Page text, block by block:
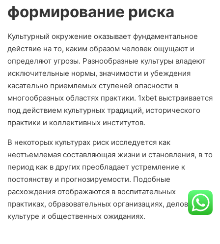
формирование риска
Культурный окружение оказывает фундаментальное
действие на то, каким образом человек ощущают и
определяют угрозы. Разнообразные культуры владеют
исключительные нормы, значимости и убеждения
касательно приемлемых ступеней опасности в
многообразных областях практики. 1xbet выстраивается
под действием культурных традиций, исторического
практики и коллективных институтов.
В некоторых культурах риск исследуется как
неотъемлемая составляющая жизни и становления, в то
период как в других преобладает устремление к
постоянству и прогнозируемости. Подобные
расхождения отображаются в воспитательных
практиках, образовательных организациях, деловой
культуре и общественных ожиданиях.